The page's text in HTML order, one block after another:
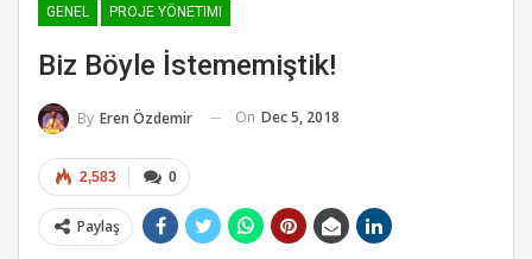
GENEL PROJE YÖNETIMI
Biz Böyle İstememiştik!
By Eren Özdemir On Dec 5, 2018
0
2,583
Paylaş